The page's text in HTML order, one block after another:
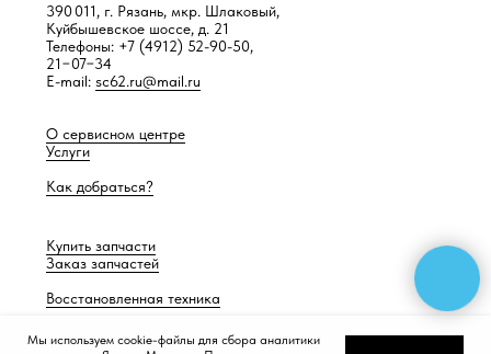
390 011, г. Рязань, мкр. Шлаковый,
Куйбышевское шоссе, д. 21
Телефоны: +7 (4912) 52-90-50,
21−07−34
E-mail: sc62.ru@mail.ru
О сервисном центре
Услуги
Как добраться?
Купить запчасти
Заказ запчастей
Восстановленная техника
Мы используем cookie-файлы для сбора аналитики